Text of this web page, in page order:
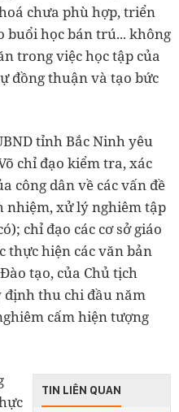
chưa phù hợp, triển
buổi học bán trú... không
trong việc học tập của
đồng thuận và tạo bức
tỉnh Bắc Ninh yêu
chỉ đạo kiểm tra, xác
công dân về các vấn đề
nhiệm, xử lý nghiêm tập
chỉ đạo các cơ sở giáo
thực hiện các văn bản
tạo, của Chủ tịch
định thu chi đầu năm
cấm hiện tượng
TIN LIÊN QUAN